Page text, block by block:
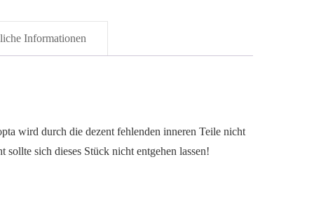
Informationen
wird durch die dezent fehlenden inneren Teile nicht
sich dieses Stück nicht entgehen lassen!